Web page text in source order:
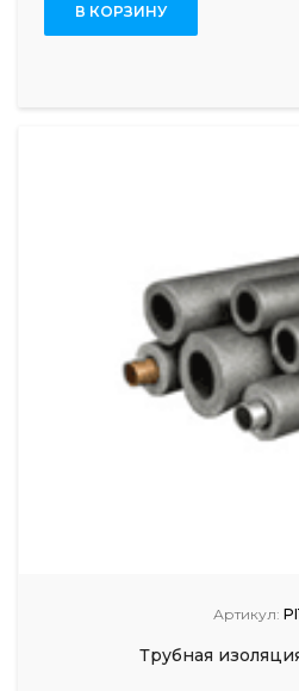
В КОРЗИНУ
Артикул:
Трубная